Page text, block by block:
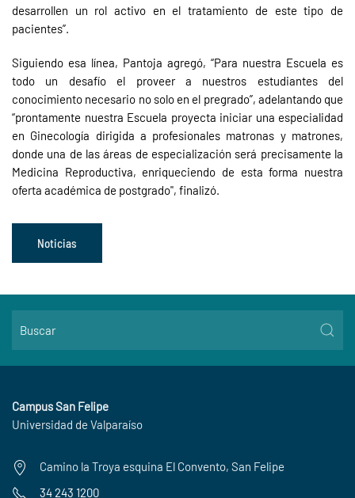
desarrollen un rol activo en el tratamiento de este tipo de
pacientes”.
Siguiendo esa línea, Pantoja agregó, “Para nuestra Escuela es
todo un desafío el proveer a nuestros estudiantes del
conocimiento necesario no solo en el pregrado”, adelantando que
“prontamente nuestra Escuela proyecta iniciar una especialidad
en Ginecología dirigida a profesionales matronas y matrones,
donde una de las áreas de especialización será precisamente la
Medicina Reproductiva, enriqueciendo de esta forma nuestra
oferta académica de postgrado", finalizó.
Noticias
Campus San Felipe
Universidad de Valparaíso
Camino la Troya esquina El Convento, San Felipe
34 243 1200